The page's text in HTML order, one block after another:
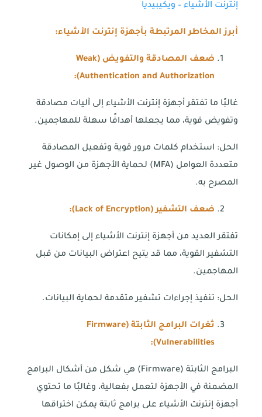
إنترنت الأشياء – ويكيبيديا
أبرز المخاطر المرتبطة بأجهزة إنترنت الأشياء:
ضعف المصادقة والتفويض (Weak
Authentication and Authorization
):
غالبًا ما تفتقر أجهزة إنترنت الأشياء إلى آليات مصادقة
وتفويض قوية، مما يجعلها أهدافًا سهلة للمهاجمين.
الحل: استخدام كلمات مرور قوية وتفعيل المصادقة
متعددة العوامل (MFA) لحماية الأجهزة من الوصول غير
المصرح به.
ضعف التشفير (Lack of Encryption
):
تفتقر العديد من أجهزة إنترنت الأشياء إلى إمكانات
التشفير القوية، مما قد يتيح اعتراض البيانات من قبل
المهاجمين.
الحل: تنفيذ إجراءات تشفير متقدمة لحماية البيانات.
ثغرات البرامج الثابتة (Firmware
Vulnerabilities
):
البرامج الثابتة (Firmware) هي شكل من أشكال البرامج
المضمنة في الأجهزة لتعمل بفعالية، وغالبًا ما تحتوي
أجهزة إنترنت الأشياء على برامج ثابتة يمكن اختراقها